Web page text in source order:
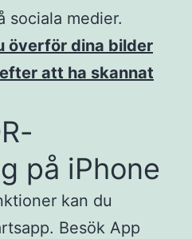
sociala medier.​
överför dina bilder
att ha skannat
på iPhone
kan du
Besök App